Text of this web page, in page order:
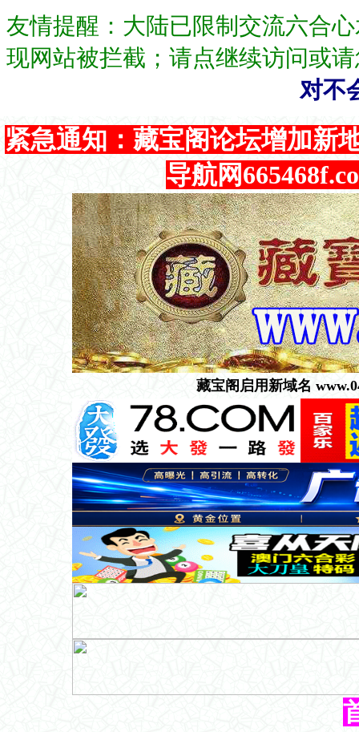
友情提醒：大陆已限制交流六合
现网站被拦截；请点继续访问或
对不